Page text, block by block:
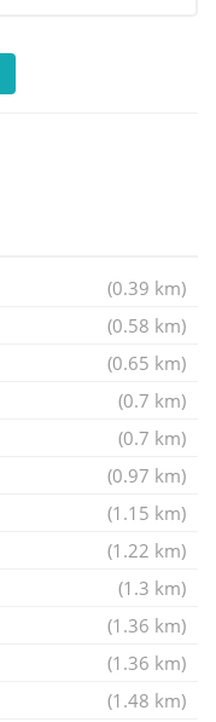
(0.39 km)
(0.58 km)
(0.65 km)
(0.7 km)
(0.7 km)
(0.97 km)
(1.15 km)
(1.22 km)
(1.3 km)
(1.36 km)
(1.36 km)
(1.48 km)